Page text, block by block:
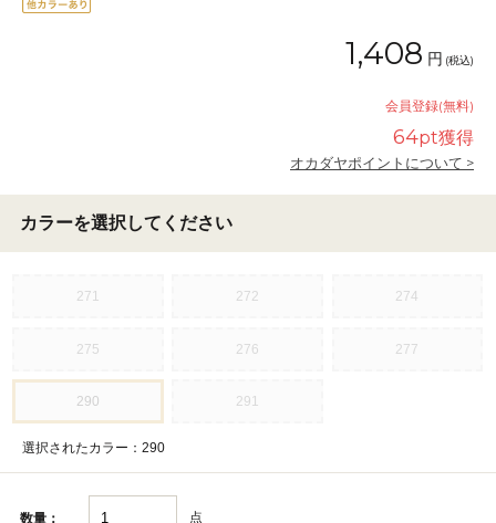
1,408 円 (税込)
会員登録(無料)
64pt獲得
オカダヤポイントについて >
カラーを選択してください
271 272 274
275 276 277
290 291
選択されたカラー：290
数量： 点